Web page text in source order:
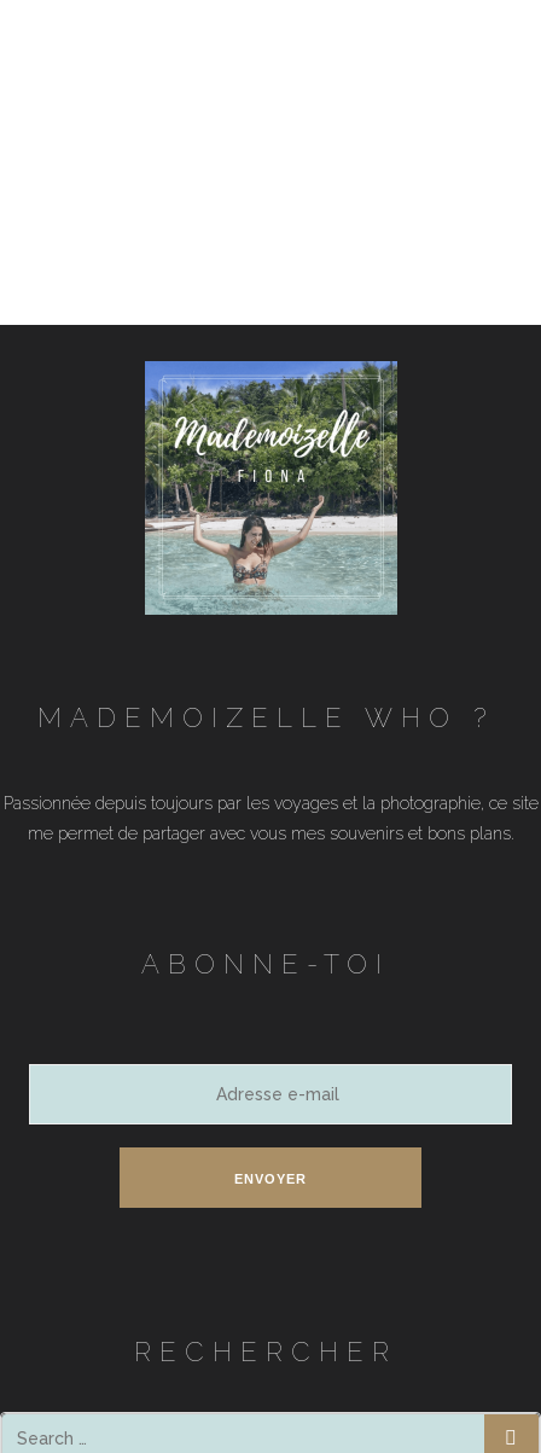
MADEMOIZELLE WHO ?
Passionnée depuis toujours par les voyages et la photographie, ce site
me permet de partager avec vous mes souvenirs et bons plans.
ABONNE-TOI
ENVOYER
RECHERCHER